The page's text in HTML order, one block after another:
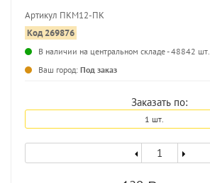
Артикул ПКМ12-ПК
Код 269876
В наличии на центральном складе - 48842 шт.
Ваш город: Под заказ
Заказать по:
1 шт.